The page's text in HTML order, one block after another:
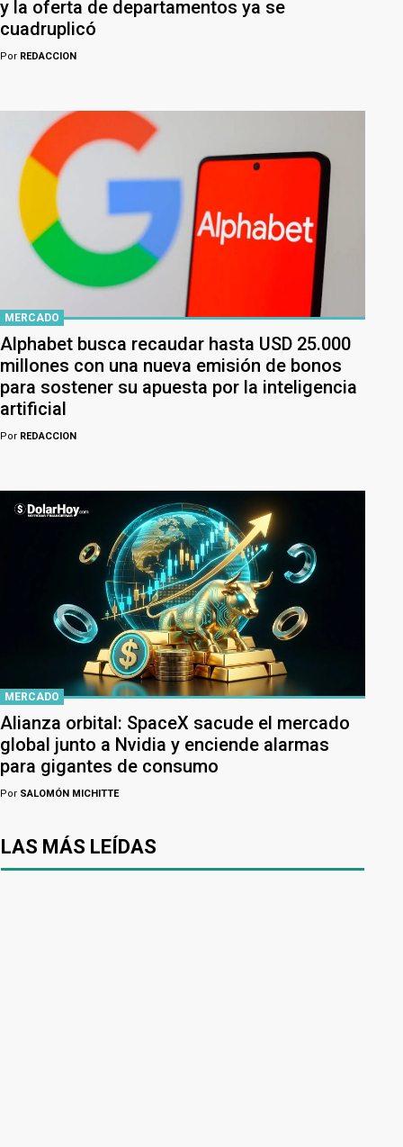
y la oferta de departamentos ya se
cuadruplicó
Por REDACCION
MERCADO
Alphabet busca recaudar hasta USD 25.000
millones con una nueva emisión de bonos
para sostener su apuesta por la inteligencia
artificial
Por REDACCION
MERCADO
Alianza orbital: SpaceX sacude el mercado
global junto a Nvidia y enciende alarmas
para gigantes de consumo
Por SALOMÓN MICHITTE
LAS MÁS LEÍDAS